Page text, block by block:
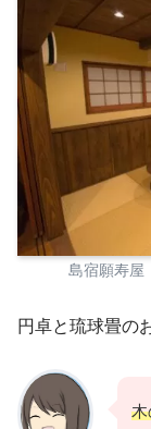
島宿願寿屋
円卓と琉球畳の
木